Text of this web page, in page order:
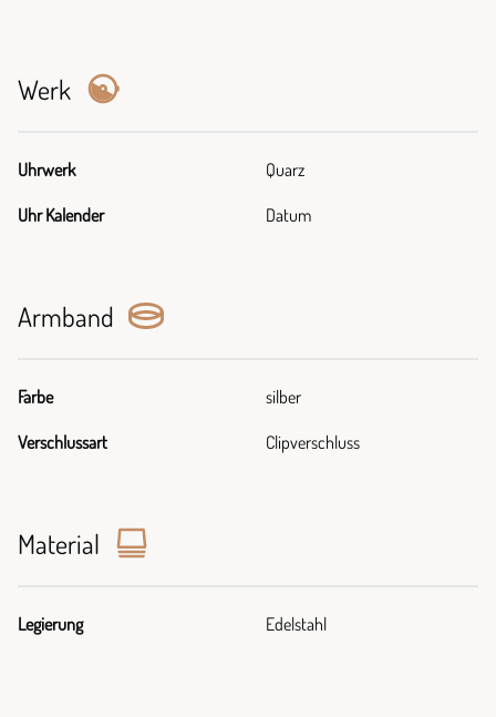
Werk
Uhrwerk Quarz
Uhr Kalender Datum
Armband
Farbe silber
Verschlussart Clipverschluss
Material
Legierung Edelstahl